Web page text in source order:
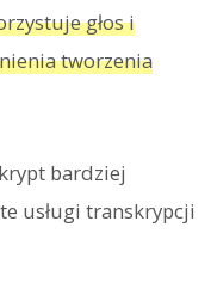
głos i
tworzenia
bardziej
usługi transkrypcji